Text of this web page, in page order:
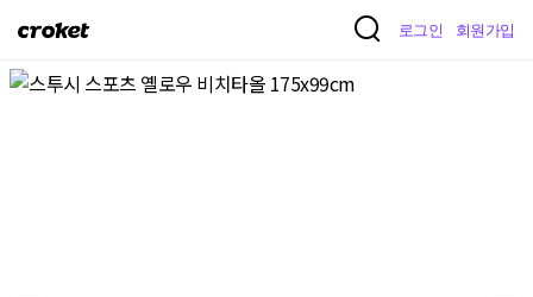
크
켓
로그인 회원가입